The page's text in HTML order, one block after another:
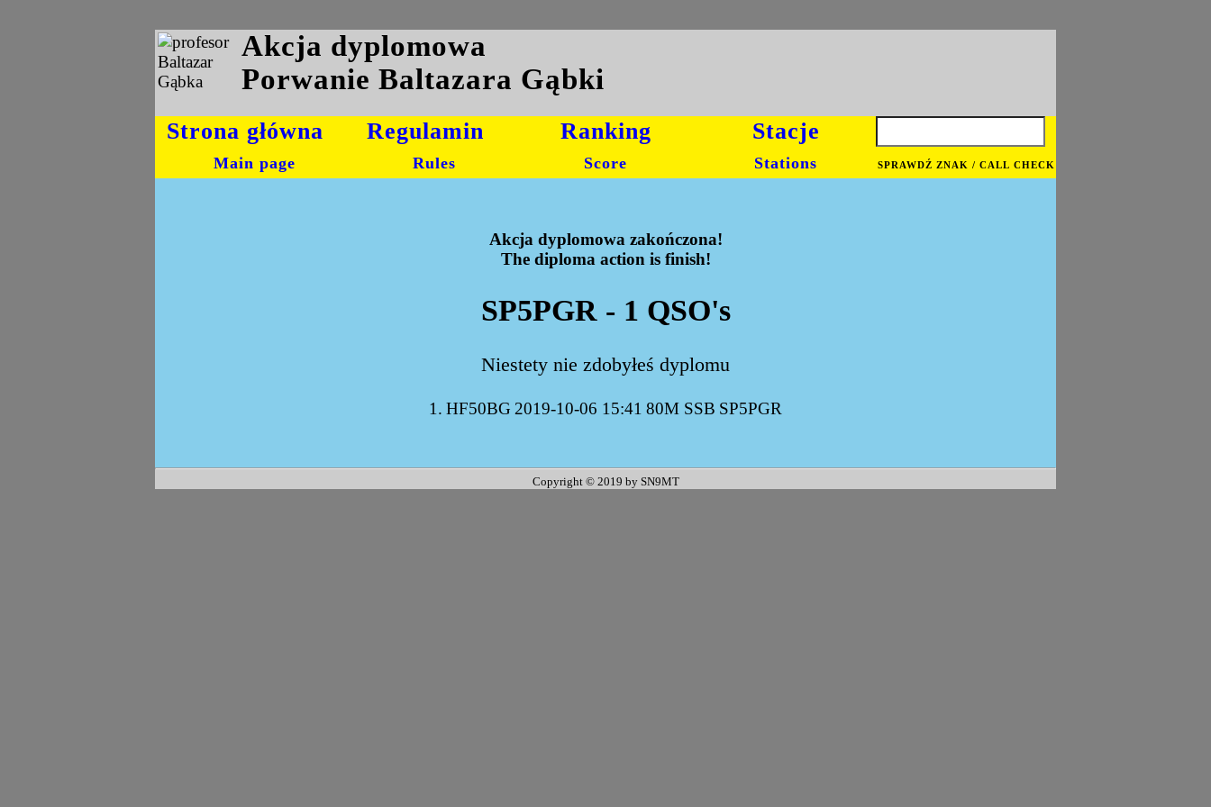
Akcja dyplomowa
Porwanie Baltazara Gąbki
Strona główna
Main page
Regulamin
Rules
Ranking
Score
Stacje
Stations SPRAWDŹ ZNAK / CALL CHECK
Akcja dyplomowa zakończona!
The diploma action is finish!
SP5PGR - 1 QSO's
Niestety nie zdobyłeś dyplomu
1. HF50BG 2019-10-06 15:41 80M SSB SP5PGR
Copyright © 2019 by SN9MT